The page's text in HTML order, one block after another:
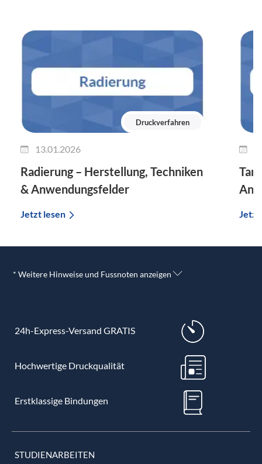
Druckverfahren
13.01.2026
Radierung – Herstellung, Techniken
& Anwendungsfelder
Jetzt lesen Jetzt
* Weitere Hinweise und Fussnoten anzeigen
24h-Express-Versand GRATIS
Hochwertige Druckqualität
Erstklassige Bindungen
STUDIENARBEITEN